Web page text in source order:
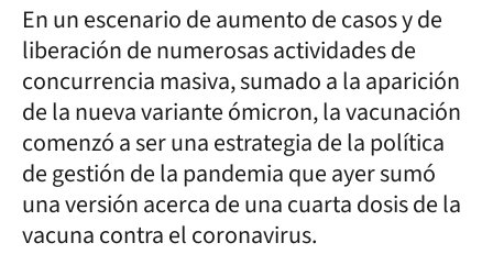
En un escenario de aumento de casos y de
liberación de numerosas actividades de
concurrencia masiva, sumado a la aparición
de la nueva variante ómicron, la vacunación
comenzó a ser una estrategia de la política
de gestión de la pandemia que ayer sumó
una versión acerca de una cuarta dosis de la
vacuna contra el coronavirus.